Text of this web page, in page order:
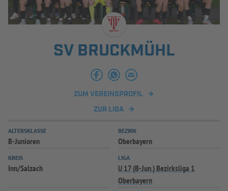
AUSBILDUNG & FÖRDERUNG
INFOTHEK SPIELPLUS
SV BRUCKMÜHL
ZUM VEREINSPROFIL
ZUR LIGA
ALTERSKLASSE
B-Junioren
BEZIRK
Oberbayern
KREIS
Inn/Salzach
LIGA
U 17 (B-Jun.) Bezirksliga 1
Oberbayern